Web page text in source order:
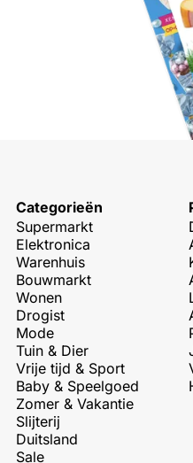
Categorieën
Supermarkt
Elektronica
Warenhuis
Bouwmarkt
Wonen
Drogist
Mode
Tuin & Dier
Vrije tijd & Sport
Baby & Speelgoed
Zomer & Vakantie
Slijterij
Duitsland
Sale